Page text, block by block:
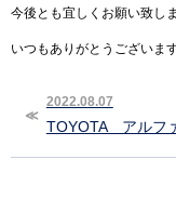
今後とも宜しくお願い致しま
いつもありがとうございます
2022.08.07
TOYOTA アルフ